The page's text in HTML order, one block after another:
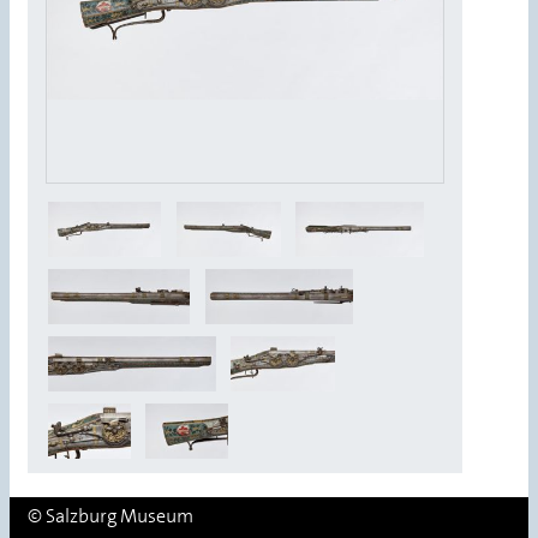
© Salzburg Museum